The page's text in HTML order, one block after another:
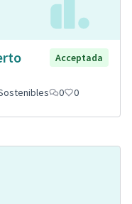
Acceptada
0 0